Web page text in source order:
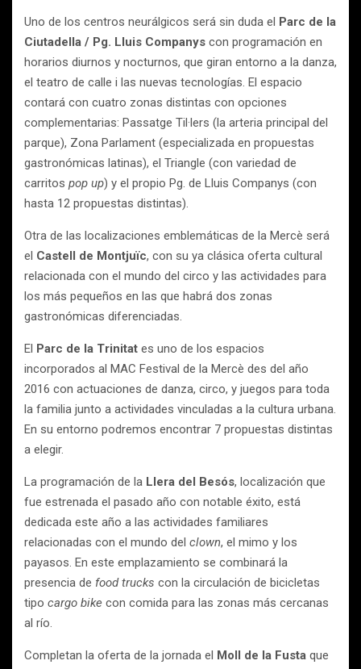
Uno de los centros neurálgicos será sin duda el Parc de la
Ciutadella / Pg. Lluis Companys con programación en
horarios diurnos y nocturnos, que giran entorno a la danza,
el teatro de calle i las nuevas tecnologías. El espacio
contará con cuatro zonas distintas con opciones
complementarias: Passatge Til·lers (la arteria principal del
parque), Zona Parlament (especializada en propuestas
gastronómicas latinas), el Triangle (con variedad de
carritos pop up) y el propio Pg. de Lluis Companys (con
hasta 12 propuestas distintas).
Otra de las localizaciones emblemáticas de la Mercè será
el Castell de Montjuïc, con su ya clásica oferta cultural
relacionada con el mundo del circo y las actividades para
los más pequeños en las que habrá dos zonas
gastronómicas diferenciadas.
El Parc de la Trinitat es uno de los espacios
incorporados al MAC Festival de la Mercè des del año
2016 con actuaciones de danza, circo, y juegos para toda
la familia junto a actividades vinculadas a la cultura urbana.
En su entorno podremos encontrar 7 propuestas distintas
a elegir.
La programación de la Llera del Besós, localización que
fue estrenada el pasado año con notable éxito, está
dedicada este año a las actividades familiares
relacionadas con el mundo del clown, el mimo y los
payasos. En este emplazamiento se combinará la
presencia de food trucks con la circulación de bicicletas
tipo cargo bike con comida para las zonas más cercanas
al río.
Completan la oferta de la jornada el Moll de la Fusta que